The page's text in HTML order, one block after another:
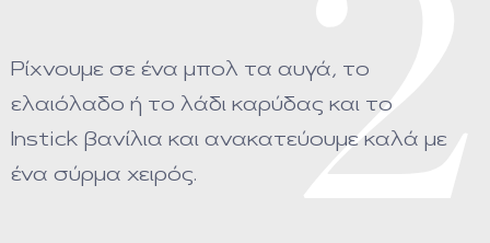
Ρίχνουμε σε ένα μπολ τα αυγά, το
ελαιόλαδο ή το λάδι καρύδας και το
Instick βανίλια και ανακατεύουμε καλά με
ένα σύρμα χειρός.